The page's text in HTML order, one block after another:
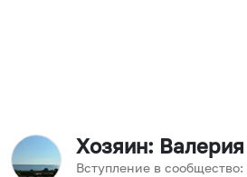
Хозяин: Валерия
Вступление в сообщество: